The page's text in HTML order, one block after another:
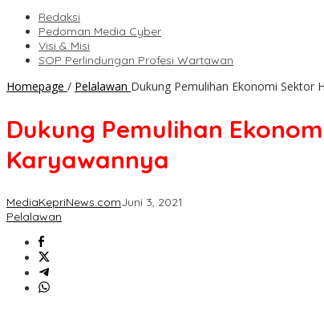
Redaksi
Pedoman Media Cyber
Visi & Misi
SOP Perlindungan Profesi Wartawan
Homepage / Pelalawan Dukung Pemulihan Ekonomi Sektor
Dukung Pemulihan
Karyawannya
MediaKepriNews.comJuni 3, 2021
Pelalawan